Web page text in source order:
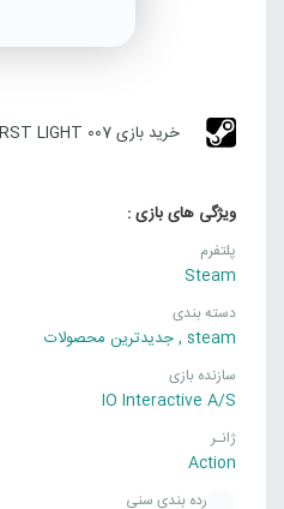
خرید بازی 007 FIRST LIGHT
ویژگی های بازی :
پلتفرم
Steam
دسته بندی
steam
,جدیدترین محصولات
سازنده بازی
IO Interactive A/S
ژانـر
Action
رده بندی سنی